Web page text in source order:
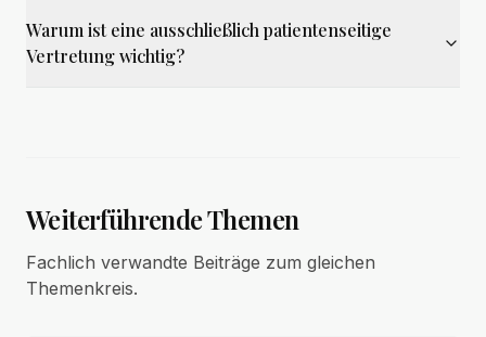
Warum ist eine ausschließlich patientenseitige
Vertretung wichtig?
Weiterführende Themen
Fachlich verwandte Beiträge zum gleichen
Themenkreis.